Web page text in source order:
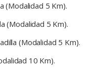
(Modalidad 5 Km).
(Modalidad 5 Km).
(Modalidad 5 Km).
10 Km).